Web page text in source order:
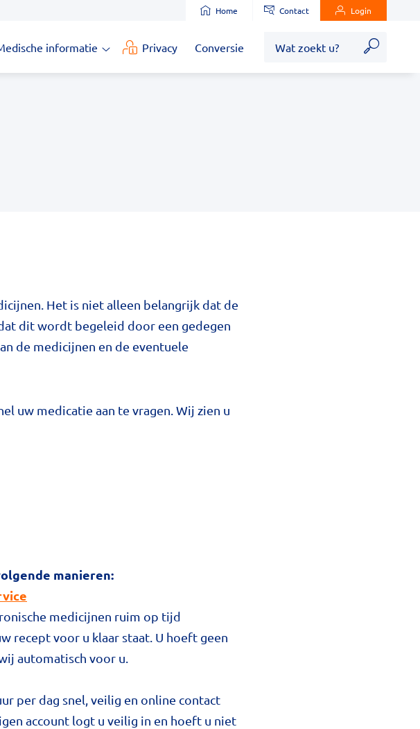
Home Contact Login
informatie
informatie
Privacy Conversie
Het is niet alleen belangrijk dat de
dit wordt begeleid door een gedegen
de medicijnen en de eventuele
uw medicatie aan te vragen. Wij zien u
manieren:
medicijnen ruim op tijd
recept voor u klaar staat. U hoeft geen
automatisch voor u.
per dag snel, veilig en online contact
account logt u veilig in en hoeft u niet